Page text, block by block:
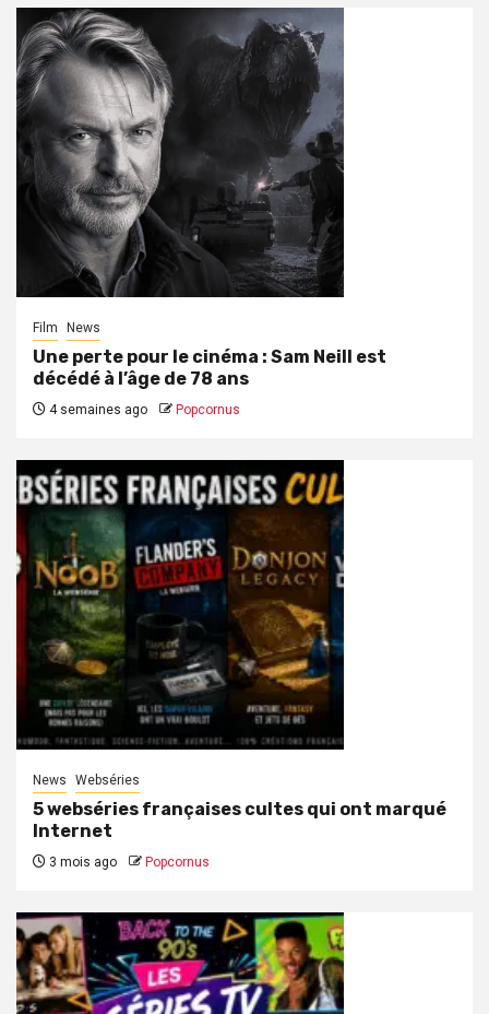
Film News
Une perte pour le cinéma : Sam Neill est
décédé à l’âge de 78 ans
4 semaines ago Popcornus
News Webséries
5 webséries françaises cultes qui ont marqué
Internet
3 mois ago Popcornus